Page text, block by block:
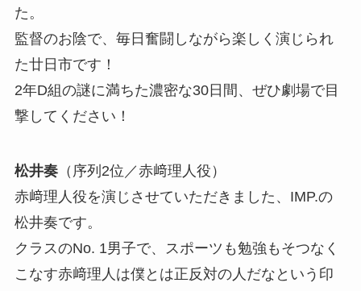
た。
監督のお陰で、毎日奮闘しながら楽しく演じられ
た廿日市です！
2年D組の謎に満ちた濃密な30日間、ぜひ劇場で目
撃してください！
松井奏（序列2位／赤﨑理人役）
赤﨑理人役を演じさせていただきました、IMP.の
松井奏です。
クラスのNo. 1男子で、スポーツも勉強もそつなく
こなす赤﨑理人は僕とは正反対の人だなという印